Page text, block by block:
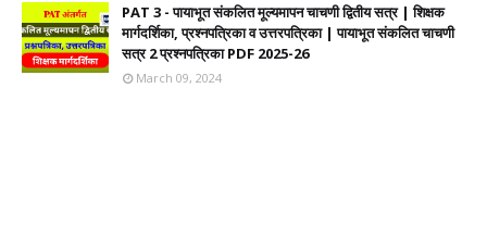
PAT 3 - पायाभूत संकलित मूल्यमापन चाचणी द्वितीय सत्र | शिक्षक
मार्गदर्शिका, प्रश्नपत्रिका व उत्तरपत्रिका | पायाभूत संकलित चाचणी
सत्र 2 प्रश्नपत्रिका PDF 2025-26
March 09, 2024